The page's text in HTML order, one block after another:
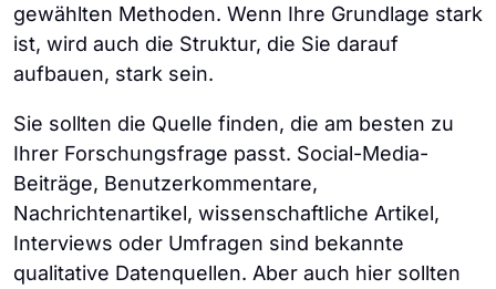
gewählten Methoden. Wenn Ihre Grundlage stark
ist, wird auch die Struktur, die Sie darauf
aufbauen, stark sein.
Sie sollten die Quelle finden, die am besten zu
Ihrer Forschungsfrage passt. Social-Media-
Beiträge, Benutzerkommentare,
Nachrichtenartikel, wissenschaftliche Artikel,
Interviews oder Umfragen sind bekannte
qualitative Datenquellen. Aber auch hier sollten